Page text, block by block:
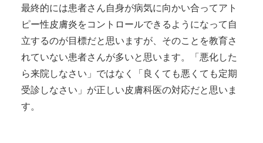
最終的には患者さん自身が病気に向かい合ってアト
ピー性皮膚炎をコントロールできるようになって自
立するのが目標だと思いますが、そのことを教育さ
れていない患者さんが多いと思います。「悪化した
ら来院しなさい」ではなく「良くても悪くても定期
受診しなさい」が正しい皮膚科医の対応だと思いま
す。